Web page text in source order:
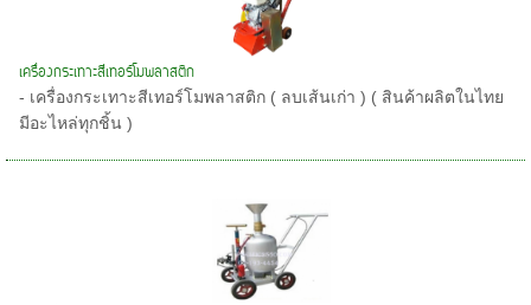
เครื่องกระเทาะสีเทอร์โมพลาสติก
- เครื่องกระเทาะสีเทอร์โมพลาสติก ( ลบเส้นเก่า ) ( สินค้าผลิตในไทย
มีอะไหล่ทุกชิ้น )